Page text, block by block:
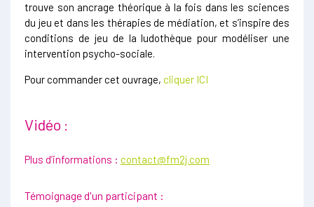
trouve son ancrage théorique à la fois dans les sciences
du jeu et dans les thérapies de médiation, et s’inspire des
conditions de jeu de la ludothèque pour modéliser une
intervention psycho-sociale.
Pour commander cet ouvrage, cliquer ICI
Vidéo :
Plus d’informations : contact@fm2j.com
Témoignage d'un participant :